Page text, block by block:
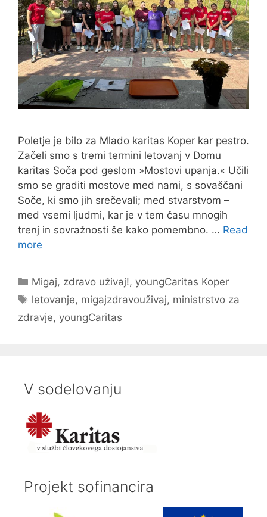
Poletje je bilo za Mlado karitas Koper kar pestro.
Začeli smo s tremi termini letovanj v Domu
karitas Soča pod geslom »Mostovi upanja.« Učili
smo se graditi mostove med nami, s sovaščani
Soče, ki smo jih srečevali; med stvarstvom –
med vsemi ljudmi, kar je v tem času mnogih
trenj in sovražnosti še kako pomembno. … Read
more
Categories
Migaj, zdravo uživaj!, youngCaritas Koper
Tags
letovanje, migajzdravouživaj, ministrstvo za
zdravje, youngCaritas
V sodelovanju
Projekt sofinancira